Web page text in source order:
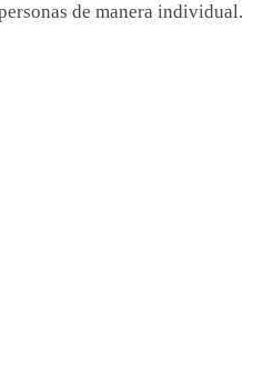
de manera individual.